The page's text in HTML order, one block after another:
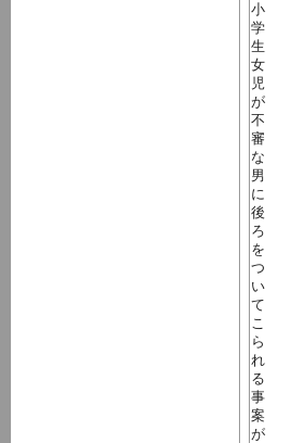
小
学
生
女
児
が
不
審
な
男
に
後
ろ
を
つ
い
て
こ
ら
れ
る
事
案
が